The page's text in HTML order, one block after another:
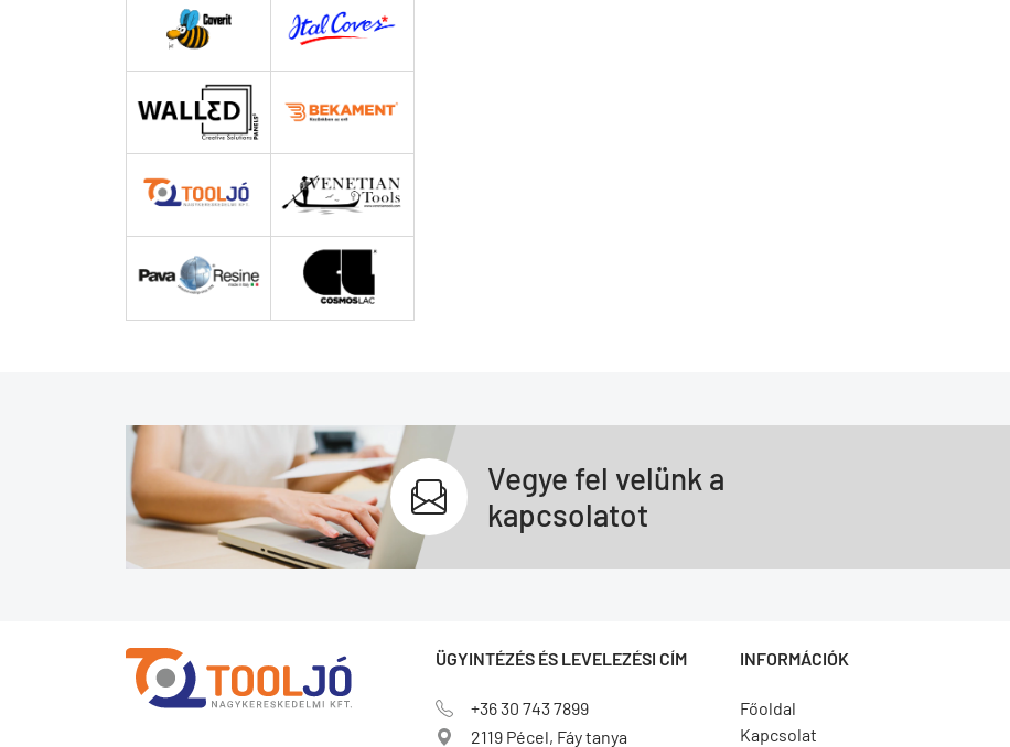
Vegye fel velünk a
kapcsolatot
ÜGYINTÉZÉS ÉS LEVELEZÉSI CÍM
+36 30 743 7899
2119 Pécel, Fáy tanya
INFORMÁCIÓK
Főoldal
Kapcsolat